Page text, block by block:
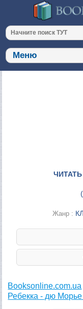
(
Жанр :
Booksonline.com.ua
Ребекка - дю